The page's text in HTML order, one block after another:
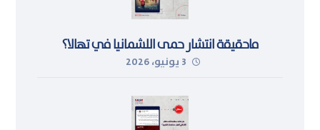
ماحقيقة انتشار حمى اللشمانيا في تهالا؟
3 يونيو، 2026